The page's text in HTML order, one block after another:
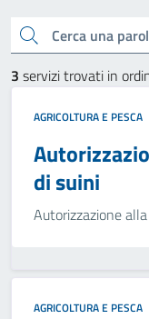
Cerca una parola chiave
3 servizi trovati in
AGRICOLTURA E PESCA
di suini
Autorizzazione
AGRICOLTURA E PESCA